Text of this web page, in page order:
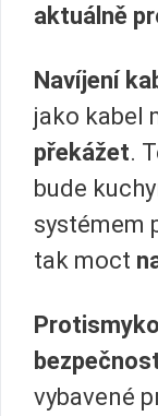
aktuálně
Navíjení
jako kabel
překážet.
bude
systémem
tak moct
vybavené